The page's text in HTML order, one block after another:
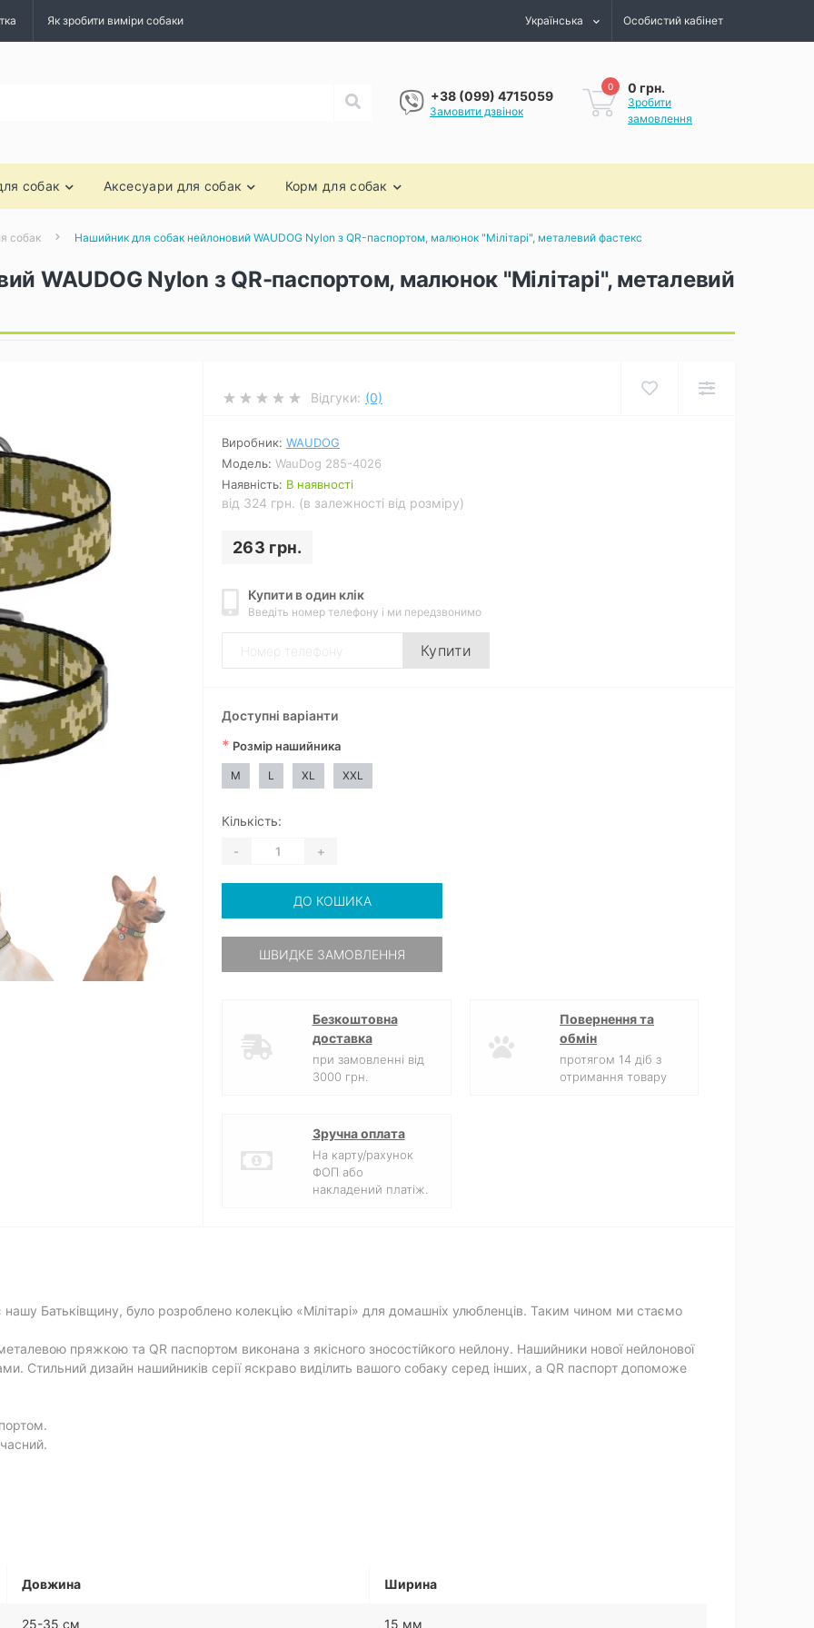
Як зробити виміри собаки Українська Особистий кабінет
+38 (099) 4715059
Замовити дзвінок
0 0 грн.
Зробити
замовлення
собак Аксесуари для собак Корм для собак
собак Нашийник для собак нейлоновий WAUDOG Nylon з QR-паспортом, малюнок "Мілітарі", металевий фастекс
WAUDOG Nylon з QR-паспортом, малюнок "Мілітарі", металевий
Відгуки: (0)
Виробник: WAUDOG
Модель: WauDog 285-4026
Наявність: В наявності
від 324 грн. (в залежності від розміру)
263 грн.
Купити в один клік
Введіть номер телефону і ми передзвонимо
Купити
Доступні варіанти
* Розмір нашийника
M L XL XXL
Кількість:
- +
ДО КОШИКА
ШВИДКЕ ЗАМОВЛЕННЯ
Безкоштовна
доставка
при замовленні від
3000 грн.
Повернення та
обмін
протягом 14 діб з
отримання товару
Зручна оплата
На карту/рахунок
ФОП або
накладений платіж.
нашу Батьківщину, було розроблено колекцію «Мілітарі» для домашніх улюбленців. Таким чином ми стаємо
пряжкою та QR паспортом виконана з якісного зносостійкого нейлону. Нашийники нової нейлонової
Стильний дизайн нашийників серії яскраво виділить вашого собаку серед інших, а QR паспорт допоможе
Довжина Ширина
25-35 см 15 мм